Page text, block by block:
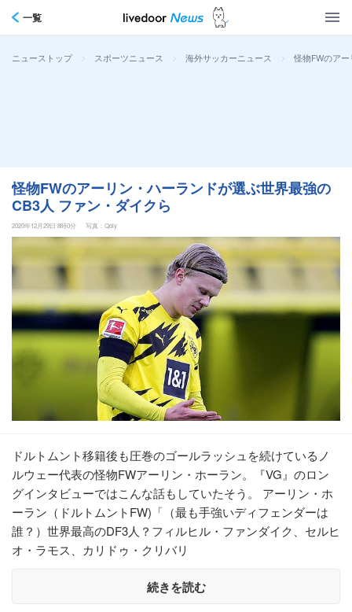
一覧
ニューストップ > スポーツニュース > 海外サッカーニュース > 怪物FWのア
怪物FWのアーリン・ハーランドが選ぶ世界最強の
CB3人 ファン・ダイクら
2020年12月29日 8時0分 写真：Qoly
ドルトムント移籍後も圧巻のゴールラッシュを続けているノ
ルウェー代表の怪物FWアーリン・ホーラン。『VG』のロン
グインタビューではこんな話もしていたそう。 アーリン・ホ
ーラン（ドルトムントFW)「（最も手強いディフェンダーは
誰？）世界最高のDF3人？フィルヒル・ファンダイク、セルヒ
オ・ラモス、カリドゥ・クリバリ
続きを読む